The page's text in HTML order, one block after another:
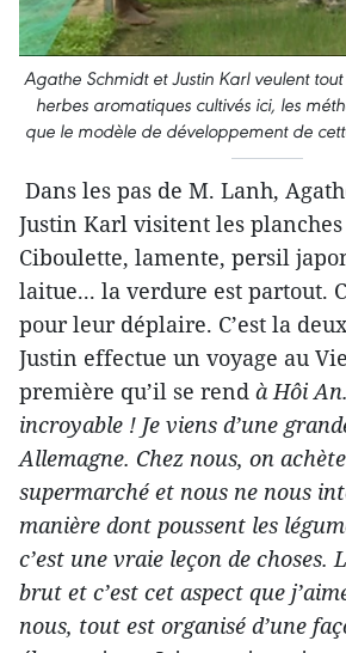
Agathe Schmidt et Justin Karl veulent
herbes aromatiques cultivés ici, les
que le modèle de développement de
Dans les pas de M. Lanh,
Justin Karl visitent les
Ciboulette, lamente, persil
laitue... la verdure est partout.
pour leur déplaire. C’est la
Justin effectue un voyage au
première qu’il se rend à Hôi
incroyable ! Je viens d’une
Allemagne. Chez nous, on
supermarché et nous ne nous
manière dont poussent les
c’est une vraie leçon de choses.
brut et c’est cet aspect que
nous, tout est organisé d’une